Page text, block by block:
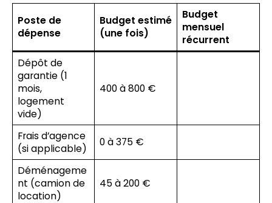
Poste de
dépense
Budget estimé
(une fois)
Budget
mensuel
récurrent
Dépôt de
garantie (1
mois,
logement
vide)
400 à 800 €
Frais d’agence
(si applicable)
0 à 375 €
Déménageme
nt (camion de
location)
45 à 200 €